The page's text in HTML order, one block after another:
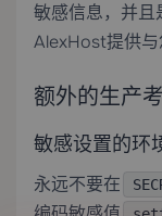
敏感信息，并且
AlexHost提供与
额外的生产
敏感设置的环
永远不要在